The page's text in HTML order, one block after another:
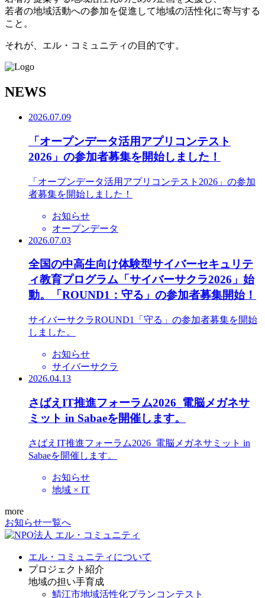
若者の地域活動への参加を促進して地域の活性化に寄与する
こと。
それが、エル・コミュニティの目的です。
NEWS
2026.07.09
「オープンデータ活用アプリコンテスト
2026」の参加者募集を開始しました！
「オープンデータ活用アプリコンテスト2026」の参加
者募集を開始しました！
お知らせ
オープンデータ
2026.07.03
全国の中高生向け体験型サイバーセキュリテ
ィ教育プログラム「サイバーサクラ2026」始
動。「ROUND1：守る」の参加者募集開始！
サイバーサクラROUND1「守る」の参加者募集を開始
しました。
お知らせ
サイバーサクラ
2026.04.13
さばえIT推進フォーラム2026_電脳メガネサ
ミット in Sabaeを開催します。
さばえIT推進フォーラム2026_電脳メガネサミット in
Sabaeを開催します。
お知らせ
地域 × IT
more
お知らせ一覧へ
エル・コミュニティについて
プロジェクト紹介
地域の担い手育成
鯖江市地域活性化プランコンテスト